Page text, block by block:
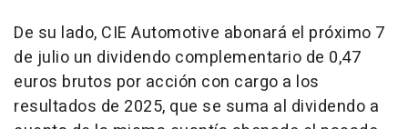
De su lado, CIE Automotive abonará el próximo 7
de julio un dividendo complementario de 0,47
euros brutos por acción con cargo a los
resultados de 2025, que se suma al dividendo a